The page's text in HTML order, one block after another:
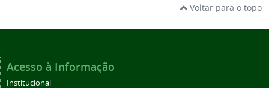
Voltar para o topo
Acesso à Informação
Institucional